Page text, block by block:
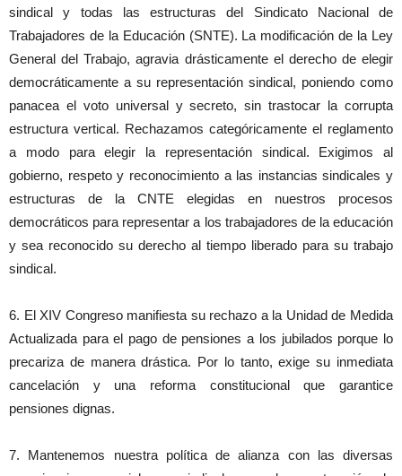
sindical y todas las estructuras del Sindicato Nacional de
Trabajadores de la Educación (SNTE). La modificación de la Ley
General del Trabajo, agravia drásticamente el derecho de elegir
democráticamente a su representación sindical, poniendo como
panacea el voto universal y secreto, sin trastocar la corrupta
estructura vertical. Rechazamos categóricamente el reglamento
a modo para elegir la representación sindical. Exigimos al
gobierno, respeto y reconocimiento a las instancias sindicales y
estructuras de la CNTE elegidas en nuestros procesos
democráticos para representar a los trabajadores de la educación
y sea reconocido su derecho al tiempo liberado para su trabajo
sindical.
6. El XIV Congreso manifiesta su rechazo a la Unidad de Medida
Actualizada para el pago de pensiones a los jubilados porque lo
precariza de manera drástica. Por lo tanto, exige su inmediata
cancelación y una reforma constitucional que garantice
pensiones dignas.
7. Mantenemos nuestra política de alianza con las diversas